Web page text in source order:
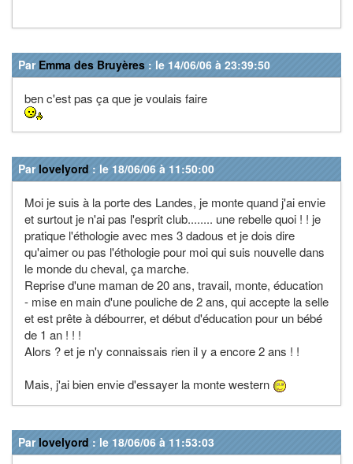
Par Emma des Bruyères : le 14/06/06 à 23:39:50
ben c'est pas ça que je voulais faire
Par lovelyord : le 18/06/06 à 11:50:00
Moi je suis à la porte des Landes, je monte quand j'ai envie
et surtout je n'ai pas l'esprit club........ une rebelle quoi ! ! je
pratique l'éthologie avec mes 3 dadous et je dois dire
qu'aimer ou pas l'éthologie pour moi qui suis nouvelle dans
le monde du cheval, ça marche.
Reprise d'une maman de 20 ans, travail, monte, éducation
- mise en main d'une pouliche de 2 ans, qui accepte la selle
et est prête à débourrer, et début d'éducation pour un bébé
de 1 an ! ! !
Alors ? et je n'y connaissais rien il y a encore 2 ans ! !
Mais, j'ai bien envie d'essayer la monte western
Par lovelyord : le 18/06/06 à 11:53:03